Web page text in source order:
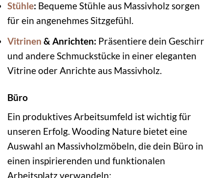
Stühle: Bequeme Stühle aus Massivholz sorgen
für ein angenehmes Sitzgefühl.
Vitrinen & Anrichten: Präsentiere dein Geschirr
und andere Schmuckstücke in einer eleganten
Vitrine oder Anrichte aus Massivholz.
Büro
Ein produktives Arbeitsumfeld ist wichtig für
unseren Erfolg. Wooding Nature bietet eine
Auswahl an Massivholzmöbeln, die dein Büro in
einen inspirierenden und funktionalen
Arbeitsplatz verwandeln: